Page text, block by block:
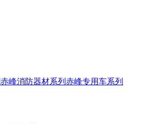
赤峰消防器材系列 赤峰专用车系列